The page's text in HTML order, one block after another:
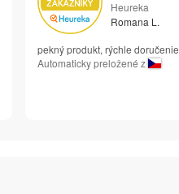
Heureka
Romana L.
pekný produkt, rýchle doručenie
Automaticky preložené z